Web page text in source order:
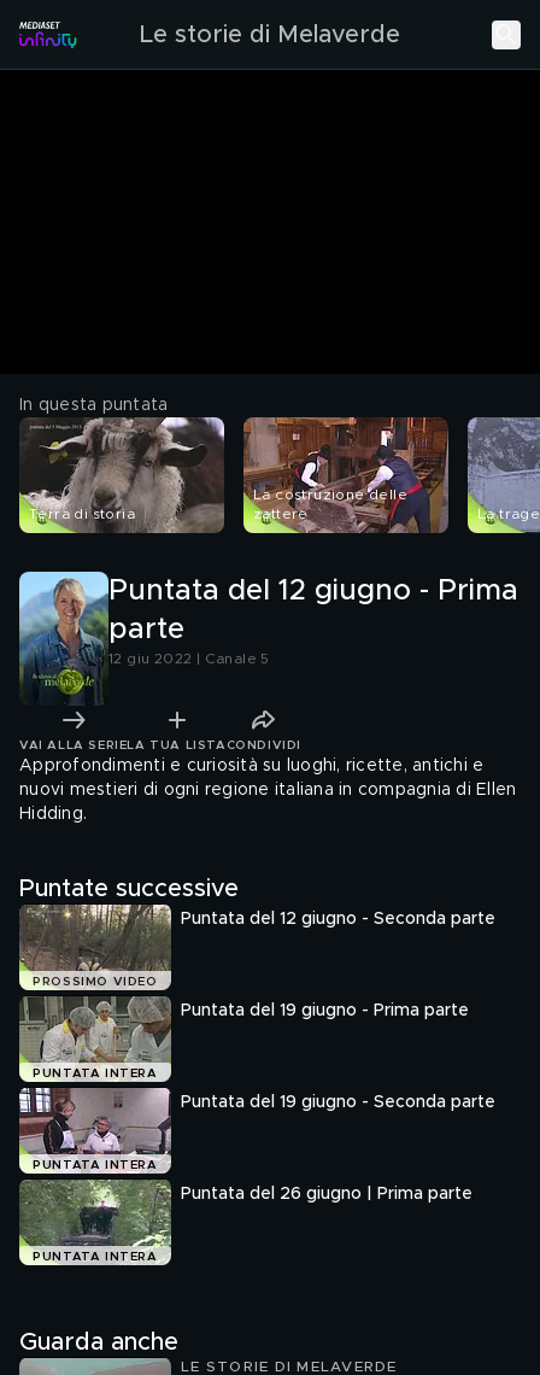
Le storie di Melaverde
In questa puntata
Terra di storia
La costruzione delle
zattere
La
Puntata del 12 giugno - Prima
parte
12 giu 2022 | Canale 5
VAI ALLA SERIE LA TUA LISTA CONDIVIDI
Approfondimenti e curiosità su luoghi, ricette, antichi e
nuovi mestieri di ogni regione italiana in compagnia di Ellen
Hidding.
Puntate successive
PROSSIMO VIDEO
Puntata del 12 giugno - Seconda parte
PUNTATA INTERA
Puntata del 19 giugno - Prima parte
PUNTATA INTERA
Puntata del 19 giugno - Seconda parte
PUNTATA INTERA
Puntata del 26 giugno | Prima parte
Guarda anche
LE STORIE DI MELAVERDE